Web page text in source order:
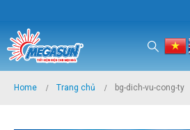
Home Trang chủ bg-dich-vu-cong-ty